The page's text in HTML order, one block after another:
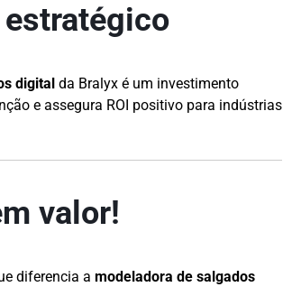
digital da Bralyx é um investimento
e assegura ROI positivo para indústrias
valor!
diferencia a modeladora de salgados